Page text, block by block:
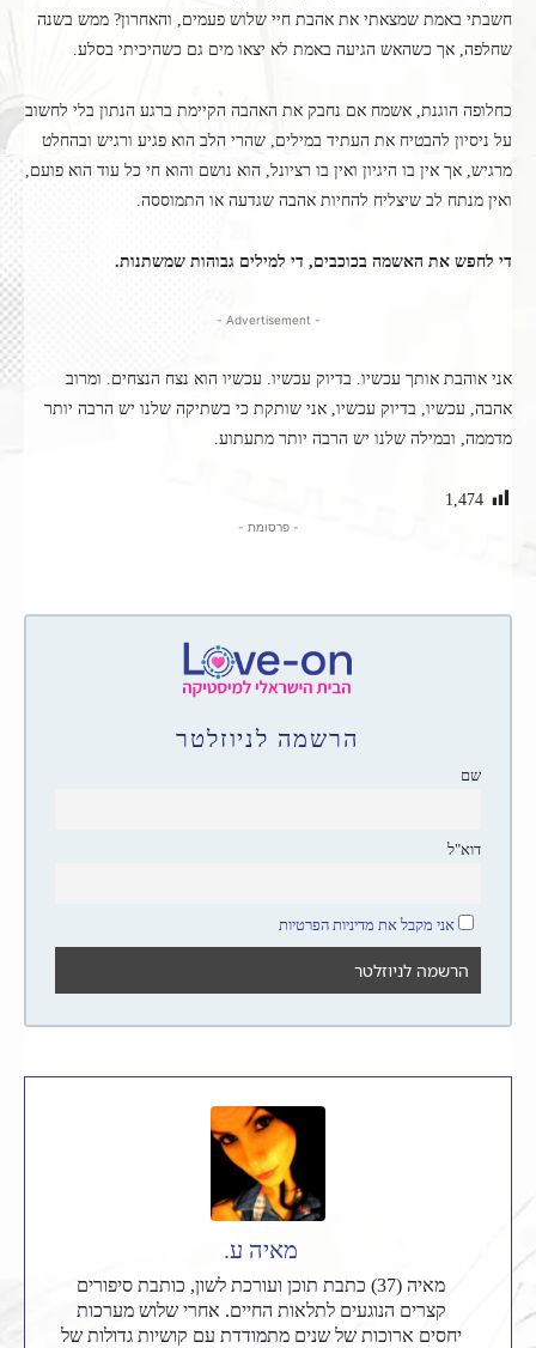
חשבתי באמת שמצאתי את אהבת חיי שלוש פעמים, והאחרון? ממש בשנה
שחלפה, אך כשהאש הגיעה באמת לא יצאו מים גם כשהיכיתי בסלע.
כחלופה הוגנת, אשמח אם נחבק את האהבה הקיימת ברגע הנתון בלי לחשוב
על ניסיון להבטיח את העתיד במילים, שהרי הלב הוא פגיע ורגיש ובהחלט
מרגיש, אך אין בו היגיון ואין בו רציונל, הוא נושם והוא חי כל עוד הוא פועם,
ואין מנתח לב שיצליח להחיות אהבה שגדעה או התמוססה.
די לחפש את האשמה בכוכבים, די למילים גבוהות שמשתנות.
- Advertisement -
אני אוהבת אותך עכשיו. בדיוק עכשיו. עכשיו הוא נצח הנצחים. ומרוב
אהבה, עכשיו, בדיוק עכשיו, אני שותקת כי בשתיקה שלנו יש הרבה יותר
מדממה, ובמילה שלנו יש הרבה יותר מתעתוע.
1,474
- פרסומת -
הרשמה לניוזלטר
שם
דוא"ל
אני מקבל את מדיניות הפרטיות
מאיה ע.
מאיה (37) כתבת תוכן ועורכת לשון, כותבת סיפורים
קצרים הנוגעים לתלאות החיים. אחרי שלוש מערכות
יחסים ארוכות של שנים מתמודדת עם קושיות גדולות של